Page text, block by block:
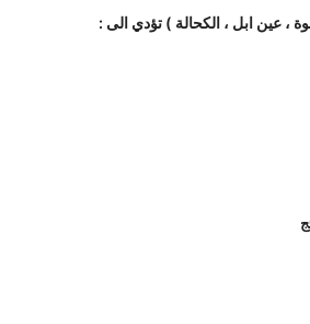
، عين ابل ، الكحالة ) تؤدي الى :